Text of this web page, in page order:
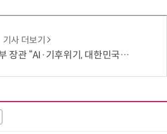
기사 더보기
기후위기, 대한민국이 함께 해결할 첫 국가 될 것”